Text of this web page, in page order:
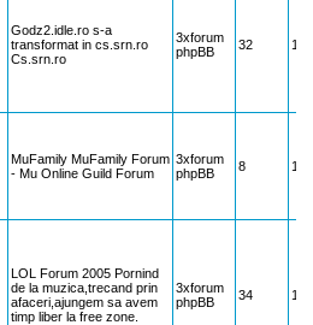
Godz2.idle.ro s-a
transformat in cs.srn.ro
Cs.srn.ro
3xforum
phpBB
32 17
MuFamily MuFamily Forum
- Mu Online Guild Forum
3xforum
phpBB
8 17
LOL Forum 2005 Pornind
de la muzica,trecand prin
afaceri,ajungem sa avem
timp liber la free zone.
3xforum
phpBB
34 17